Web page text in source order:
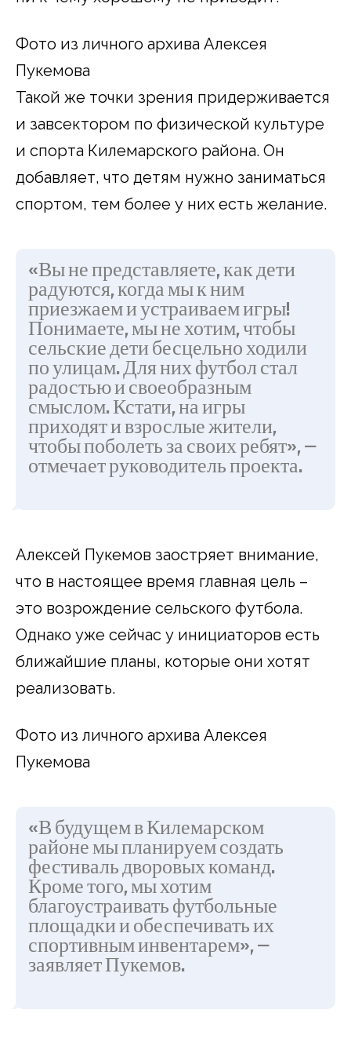
Фото из личного архива Алексея
Пукемова
Такой же точки зрения придерживается
и завсектором по физической культуре
и спорта Килемарского района. Он
добавляет, что детям нужно заниматься
спортом, тем более у них есть желание.
«Вы не представляете, как дети
радуются, когда мы к ним
приезжаем и устраиваем игры!
Понимаете, мы не хотим, чтобы
сельские дети бесцельно ходили
по улицам. Для них футбол стал
радостью и своеобразным
смыслом. Кстати, на игры
приходят и взрослые жители,
чтобы поболеть за своих ребят», —
отмечает руководитель проекта.
Алексей Пукемов заостряет внимание,
что в настоящее время главная цель –
это возрождение сельского футбола.
Однако уже сейчас у инициаторов есть
ближайшие планы, которые они хотят
реализовать.
Фото из личного архива Алексея
Пукемова
«В будущем в Килемарском
районе мы планируем создать
фестиваль дворовых команд.
Кроме того, мы хотим
благоустраивать футбольные
площадки и обеспечивать их
спортивным инвентарем», —
заявляет Пукемов.